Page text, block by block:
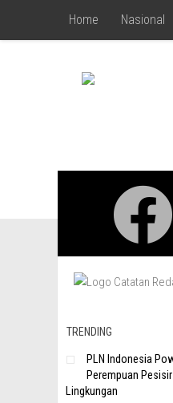
Skip to content
Home Nasional
TRENDING
PLN Indonesia
Perempuan
Lingkungan